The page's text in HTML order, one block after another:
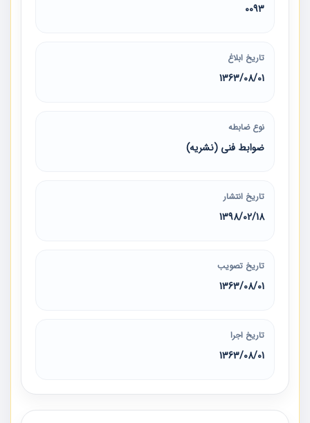
0093
تاریخ ابلاغ
1363/08/01
نوع ضابطه
ضوابط فنی (نشریه)
تاریخ انتشار
1398/02/18
تاریخ تصویب
1363/08/01
تاریخ اجرا
1363/08/01